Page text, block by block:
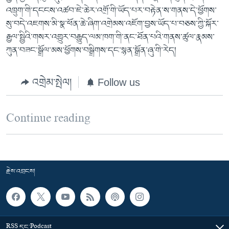
འཁྲུག་གི་དངངས་འཚབ་ཇེ་ཆེར་འགྲོ་གི་ཡོད་པར་བརྟེན་ས་གནས་དེ་ཕྱོགས་
སུ་བདེ་འཇགས་མི་སྣ་ཕོན་ཆེ་ཞིག་འགྲེམས་འཇོག་བྱས་ཡོད་པ་བཅས་ཀྱི་སྐོར་
རྒྱལ་སྤྱིའི་གསར་འགྱུར་བརྒྱུད་ལམ་ཁག་གི་ནང་ཐོན་པའི་གནས་ཚུལ་རྣམས་
ཀུན་བཟང་སྒྲོལ་མས་ཕྱོགས་བསྒྲིགས་དང་སྙན་སྒྲོན་ཞུ་གི་རེད།
འགྲེམ་སྤེལ། Follow us
Continue reading
རྗེས་འབྲངས།